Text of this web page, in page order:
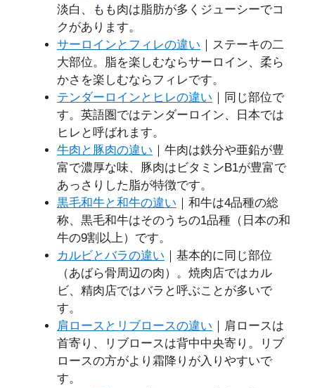
淡白、もも肉は脂肪が多くジューシーでコ
クがあります。
サーロインとフィレの違い ｜ステーキの二
大部位。脂を楽しむならサーロイン、柔ら
かさを楽しむならフィレです。
テンダーロインとヒレの違い ｜同じ部位で
す。英語圏ではテンダーロイン、日本では
ヒレと呼ばれます。
牛肉と豚肉の違い ｜牛肉は鉄分や亜鉛が豊
富で濃厚な味、豚肉はビタミンB1が豊富で
あっさりした脂が特徴です。
黒毛和牛と和牛の違い ｜和牛は4品種の総
称、黒毛和牛はそのうちの1品種（日本の和
牛の9割以上）です。
カルビとバラの違い ｜基本的に同じ部位
（あばら骨周辺の肉）。焼肉店ではカル
ビ、精肉店ではバラと呼ぶことが多いで
す。
肩ロースとリブロースの違い ｜肩ロースは
首寄り、リブロースは背中中央寄り。リブ
ロースの方がより霜降りが入りやすいで
す。